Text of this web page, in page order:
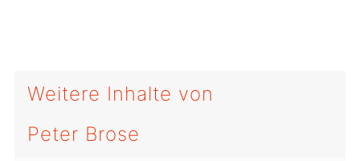
Weitere Inhalte von
Peter Brose